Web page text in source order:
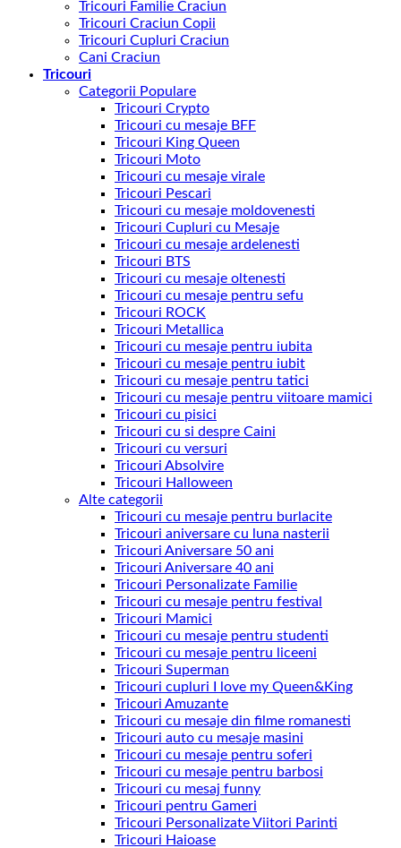
Tricouri Familie Craciun
Tricouri Craciun Copii
Tricouri Cupluri Craciun
Cani Craciun
Tricouri
Categorii Populare
Tricouri Crypto
Tricouri cu mesaje BFF
Tricouri King Queen
Tricouri Moto
Tricouri cu mesaje virale
Tricouri Pescari
Tricouri cu mesaje moldovenesti
Tricouri Cupluri cu Mesaje
Tricouri cu mesaje ardelenesti
Tricouri BTS
Tricouri cu mesaje oltenesti
Tricouri cu mesaje pentru sefu
Tricouri ROCK
Tricouri Metallica
Tricouri cu mesaje pentru iubita
Tricouri cu mesaje pentru iubit
Tricouri cu mesaje pentru tatici
Tricouri cu mesaje pentru viitoare mamici
Tricouri cu pisici
Tricouri cu si despre Caini
Tricouri cu versuri
Tricouri Absolvire
Tricouri Halloween
Alte categorii
Tricouri cu mesaje pentru burlacite
Tricouri aniversare cu luna nasterii
Tricouri Aniversare 50 ani
Tricouri Aniversare 40 ani
Tricouri Personalizate Familie
Tricouri cu mesaje pentru festival
Tricouri Mamici
Tricouri cu mesaje pentru studenti
Tricouri cu mesaje pentru liceeni
Tricouri Superman
Tricouri cupluri I love my Queen&King
Tricouri Amuzante
Tricouri cu mesaje din filme romanesti
Tricouri auto cu mesaje masini
Tricouri cu mesaje pentru soferi
Tricouri cu mesaje pentru barbosi
Tricouri cu mesaj funny
Tricouri pentru Gameri
Tricouri Personalizate Viitori Parinti
Tricouri Haioase